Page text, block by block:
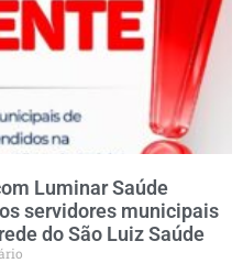
Luminar Saúde
servidores municipais
do São Luiz Saúde